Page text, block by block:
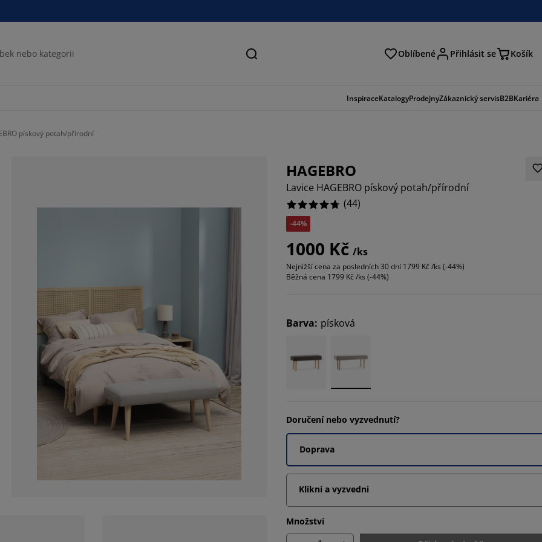
Hledat Oblíbené Přihlásit se Košík
InspiraceKatalogyProdejnyZákaznický servisB2BKariéra
pískový potah/přírodní
HAGEBRO
Lavice HAGEBRO pískový potah/přírodní
(44)
-44%
1000 Kč /ks
Nejnižší cena za posledních 30 dní 1799 Kč /ks (-44%)
Běžná cena 1799 Kč /ks (-44%)
Barva: písková
Doručení nebo vyzvednutí?
Doprava
Klikni a vyzvedni
Množství
18.181818181818183%
2.272727272727273%